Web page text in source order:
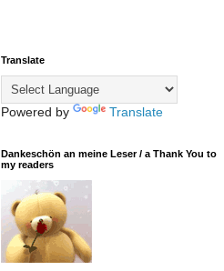
Translate
Powered by Translate
Dankeschön an meine Leser / a Thank You to
my readers